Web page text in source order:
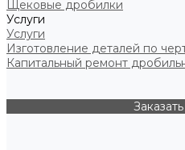
Щековые дробилки
Услуги
Услуги
Изготовление деталей по
Капитальный ремонт